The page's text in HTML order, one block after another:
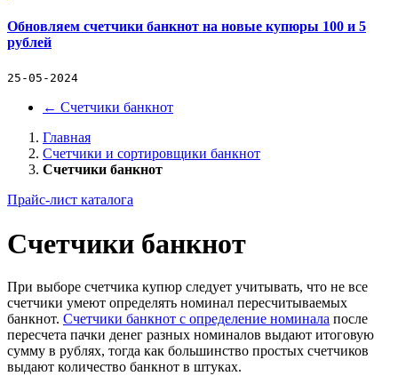
Обновляем счетчики банкнот на новые купюры 100 и 5
рублей
25-05-2024
← Счетчики банкнот
Главная
Счетчики и сортировщики банкнот
Счетчики банкнот
Прайс-лист каталога
Счетчики банкнот
При выборе счетчика купюр следует учитывать, что не все
счетчики умеют определять номинал пересчитываемых
банкнот. Счетчики банкнот с определение номинала после
пересчета пачки денег разных номиналов выдают итоговую
сумму в рублях, тогда как большинство простых счетчиков
выдают количество банкнот в штуках.